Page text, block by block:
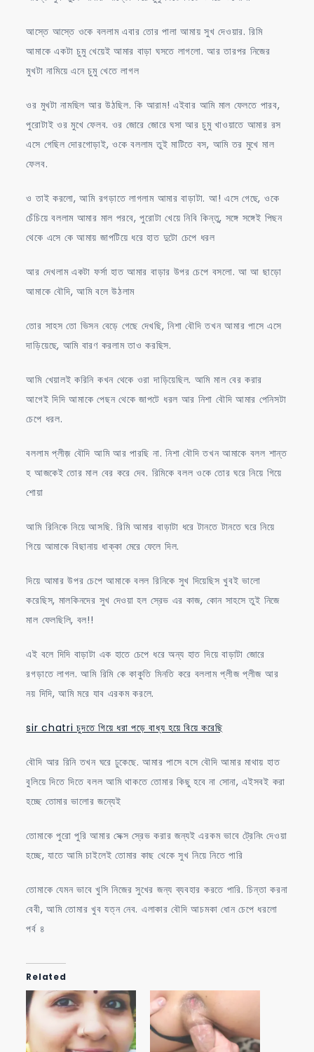
আস্তে আস্তে ওকে বললাম এবার তোর পালা আমায় সুখ দেওয়ার. রিমি
আমাকে একটা চুমু খেয়েই আমার বাড়া ঘসতে লাগলো. আর তারপর নিজের
মুখটা নামিয়ে এনে চুমু খেতে লাগল
ওর মুখটা নামছিল আর উঠছিল. কি আরাম! এইবার আমি মাল ফেলতে পারব,
পুরোটাই ওর মুখে ফেলব. ওর জোরে জোরে ঘসা আর চুমু খাওয়াতে আমার রস
এসে গেছিল দোরগোড়াই, ওকে বললাম তুই মাটিতে বস, আমি তর মুখে মাল
ফেলব.
ও তাই করলো, আমি রগড়াতে লাগলাম আমার বাড়াটা. আ! এসে গেছে, ওকে
চেঁচিয়ে বললাম আমার মাল পরবে, পুরোটা খেয়ে নিবি কিন্তু, সঙ্গে সঙ্গেই পিছন
থেকে এসে কে আমায় জাপটিয়ে ধরে হাত দুটো চেপে ধরল
আর দেখলাম একটা ফর্সা হাত আমার বাড়ার উপর চেপে বসলো. আ আ ছাড়ো
আমাকে বৌদি, আমি বলে উঠলাম
তোর সাহস তো ভিসন বেড়ে গেছে দেখছি, নিশা বৌদি তখন আমার পাসে এসে
দাড়িয়েছে, আমি বারণ করলাম তাও করছিস.
আমি খেয়ালই করিনি কখন থেকে ওরা দাড়িয়েছিল. আমি মাল বের করার
আগেই দিদি আমাকে পেছন থেকে জাপটে ধরল আর নিশা বৌদি আমার পেনিসটা
চেপে ধরল.
বললাম প্লীজ় বৌদি আমি আর পারছি না. নিশা বৌদি তখন আমাকে বলল শান্ত
হ আজকেই তোর মাল বের করে দেব. রিমিকে বলল ওকে তোর ঘরে নিয়ে গিয়ে
শোয়া
আমি রিনিকে নিয়ে আসছি. রিমি আমার বাড়াটা ধরে টানতে টানতে ঘরে নিয়ে
গিয়ে আমাকে বিছানায় ধাক্কা মেরে ফেলে দিল.
দিয়ে আমার উপর চেপে আমাকে বলল রিনিকে সুখ দিয়েছিস খুবই ভালো
করেছিস, মালকিনদের সুখ দেওয়া হল স্রেভ এর কাজ, কোন সাহসে তুই নিজে
মাল ফেলছিলি, বল!!
এই বলে দিদি বাড়াটা এক হাতে চেপে ধরে অন্য হাত দিয়ে বাড়াটা জোরে
রগড়াতে লাগল. আমি রিমি কে কাকুতি মিনতি করে বললাম প্লীজ প্লীজ আর
নয় দিদি, আমি মরে যাব এরকম করলে.
sir chatri চুদতে গিয়ে ধরা পড়ে বাধ্য হয়ে বিয়ে করেছি
বৌদি আর রিনি তখন ঘরে ঢুকেছে. আমার পাসে বসে বৌদি আমার মাথায় হাত
বুলিয়ে দিতে দিতে বলল আমি থাকতে তোমার কিছু হবে না সোনা, এইসবই করা
হচ্ছে তোমার ভালোর জন্যেই
তোমাকে পুরো পুরি আমার সেক্স স্রেভ করার জন্যই এরকম ভাবে ট্রেনিং দেওয়া
হচ্ছে, যাতে আমি চাইলেই তোমার কাছ থেকে সুখ নিয়ে নিতে পারি
তোমাকে যেমন ভাবে খুসি নিজের সুখের জন্য ব্যবহার করতে পারি. চিন্তা করনা
বেবী, আমি তোমার খুব যত্ন নেব. এলাকার বৌদি আচমকা ধোন চেপে ধরলো
পর্ব ৪
Related